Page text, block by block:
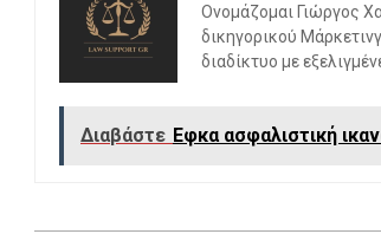
Ονομάζομαι Γιώργος
δικηγορικού
διαδίκτυο με
Διαβάστε Εφκα ασφαλιστική